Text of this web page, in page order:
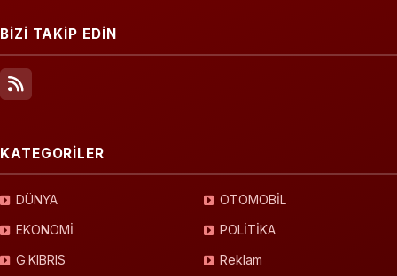
BİZİ TAKİP EDİN
KATEGORİLER
DÜNYA
EKONOMİ
G.KIBRIS
OTOMOBİL
POLİTİKA
Reklam